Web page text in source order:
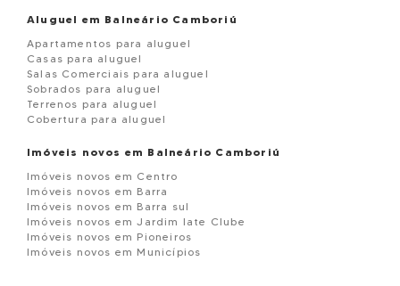
Aluguel em Balneário Camboriú
Apartamentos para aluguel
Casas para aluguel
Salas Comerciais para aluguel
Sobrados para aluguel
Terrenos para aluguel
Cobertura para aluguel
Imóveis novos em Balneário Camboriú
Imóveis novos em Centro
Imóveis novos em Barra
Imóveis novos em Barra sul
Imóveis novos em Jardim Iate Clube
Imóveis novos em Pioneiros
Imóveis novos em Municípios